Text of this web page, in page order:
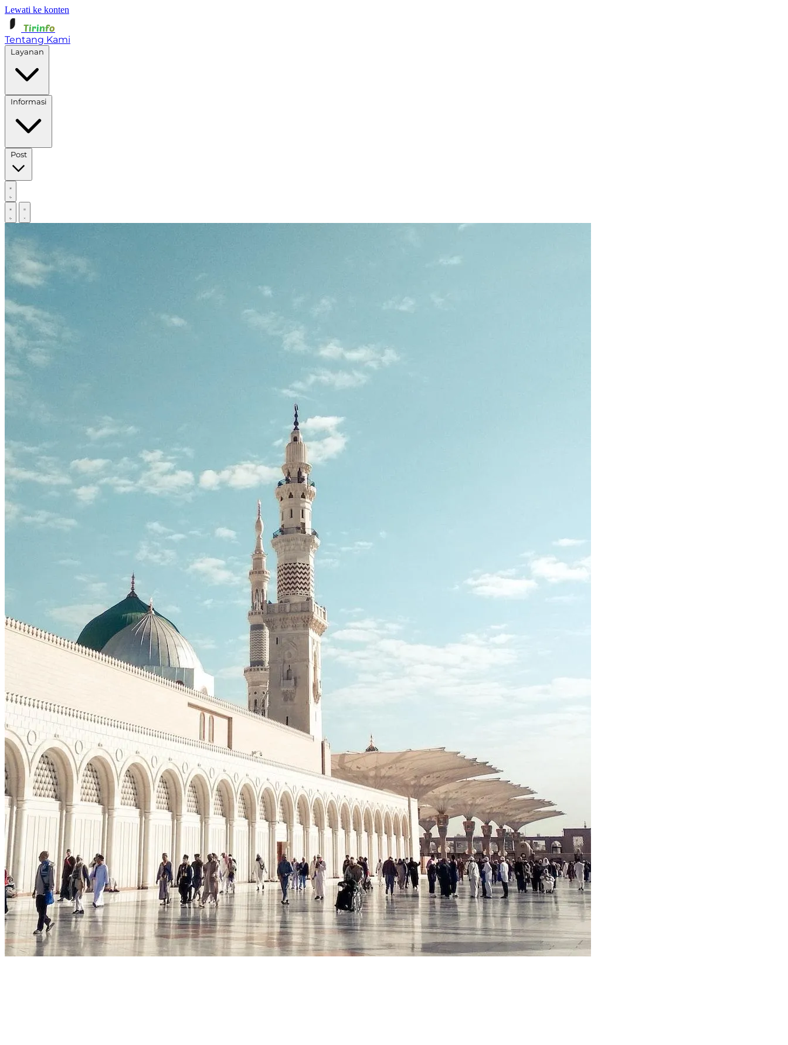
Lewati ke konten
Tirinfo
Tentang Kami
Post